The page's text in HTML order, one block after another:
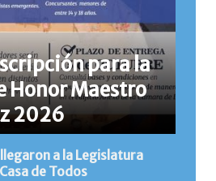
para la
Honor Maestro
2026
a la Legislatura
de Todos